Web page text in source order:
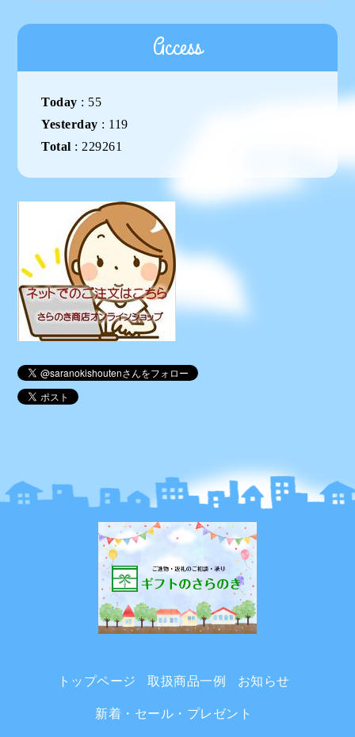
Access
Today : 55
Yesterday : 119
Total : 229261
トップページ 取扱商品一例 お知らせ
新着・セール・プレゼント